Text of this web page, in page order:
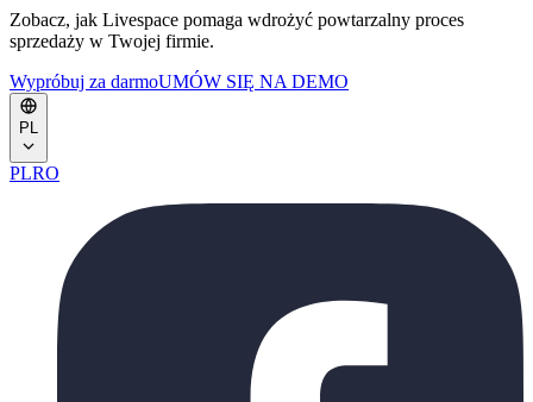
Zobacz, jak Livespace pomaga wdrożyć powtarzalny proces
sprzedaży w Twojej firmie.
Wypróbuj za darmoUMÓW SIĘ NA DEMO
PL
PLRO